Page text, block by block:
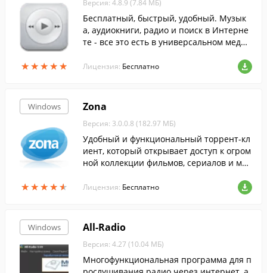
★★★★★
★★★★★
Версия: 4.8.9 (7.84 МБ)
Бесплатный, быстрый, удобный. Музык
а, аудиокниги, радио и поиск в Интерне
те - все это есть в универсальном медиа
Лицензия: Бесплатно
Windows
★★★★★
★★★★★
Zona
Версия: 3.0.0.8 (182.97 МБ)
Удобный и функциональный торрент-кл
иент, который открывает доступ к огром
ной коллекции фильмов, сериалов и муз
Лицензия: Бесплатно
Windows All-Radio
Версия: 4.27 (10.04 МБ)
Многофункциональная программа для п